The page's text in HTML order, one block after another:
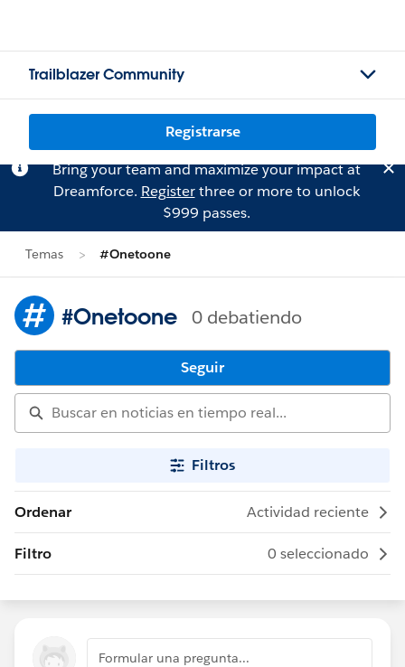
Trailblazer Community
Registrarse
Bring your team and maximize your impact at
Dreamforce. Registerthree or more to unlock
$999 passes.
Temas #Onetoone
#Onetoone 0 debatiendo
Seguir
Filtros
Ordenar Actividad reciente
Filtro 0 seleccionado
Formular una pregunta...